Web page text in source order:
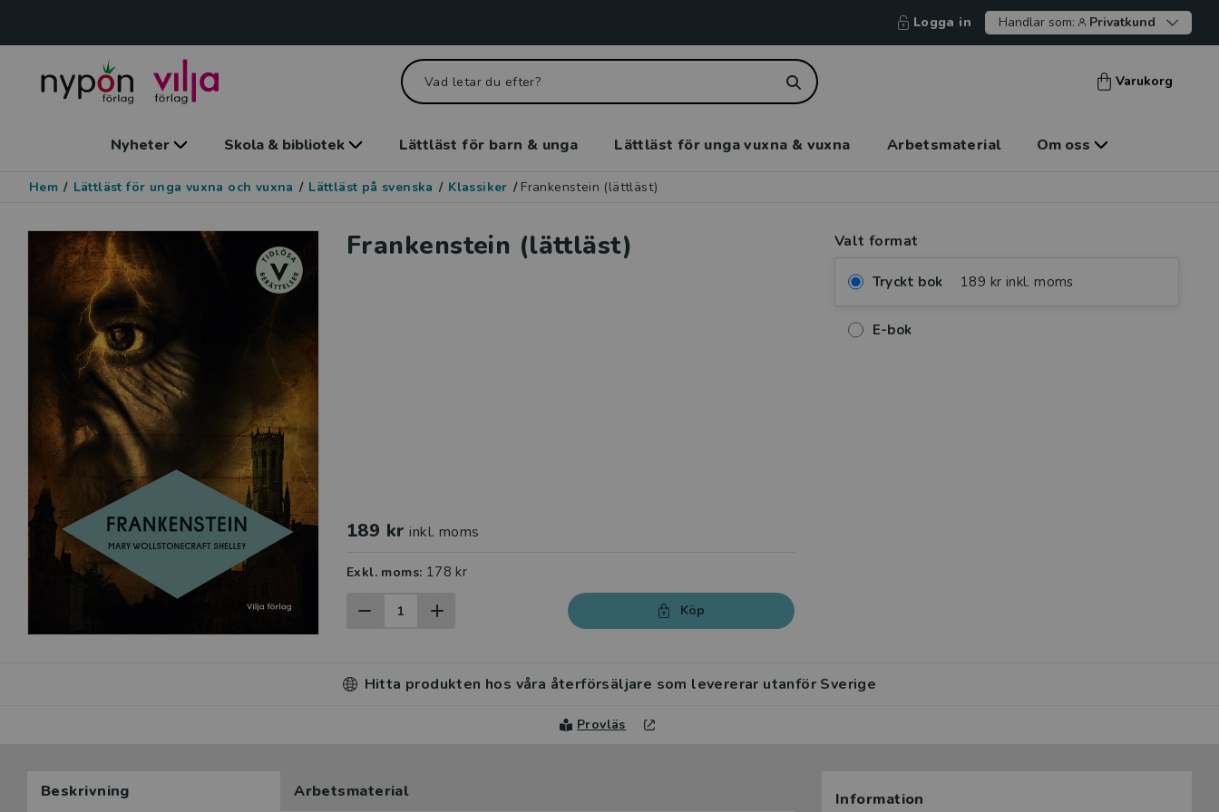
Logga in Handlar som: Privatkund
Varukorg
Nyheter Skola & bibliotek Lättläst för barn & unga Lättläst för unga vuxna & vuxna Arbetsmaterial Om oss
Hem / Lättläst för unga vuxna och vuxna / Lättläst på svenska / Klassiker / Frankenstein (lättläst)
Frankenstein (lättläst)
189 kr inkl. moms
Exkl. moms: 178 kr
Köp
Valt format
Tryckt bok 189 kr inkl. moms
E-bok
Hitta produkten hos våra återförsäljare som levererar utanför Sverige
Provläs
Beskrivning Arbetsmaterial Information